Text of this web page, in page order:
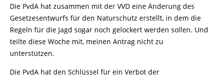
Die PvdA hat zusammen mit der VVD eine Änderung des
Gesetzesentwurfs für den Naturschutz erstellt, in dem die
Regeln für die Jagd sogar noch gelockert werden sollen. Und
teilte diese Woche mit, meinen Antrag nicht zu
unterstützen.
Die PvdA hat den Schlüssel für ein Verbot der